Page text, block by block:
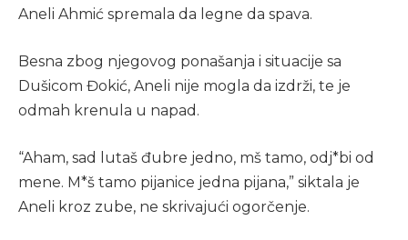
Aneli Ahmić spremala da legne da spava.
Besna zbog njegovog ponašanja i situacije sa
Dušicom Đokić, Aneli nije mogla da izdrži, te je
odmah krenula u napad.
“Aham, sad lutaš đubre jedno, mš tamo, odj*bi od
mene. M*š tamo pijanice jedna pijana,” siktala je
Aneli kroz zube, ne skrivajući ogorčenje.